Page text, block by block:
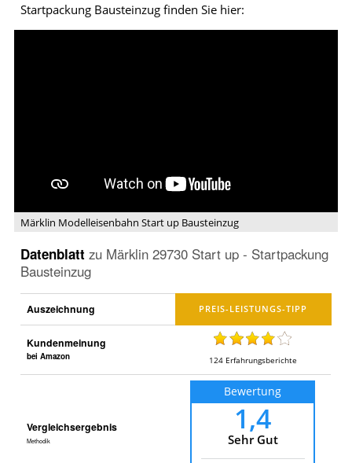
Startpackung Bausteinzug finden Sie hier:
Märklin Modelleisenbahn Start up Bausteinzug
Datenblatt zu Märklin 29730 Start up ‐ Startpackung
Bausteinzug
Auszeichnung
Kundenmeinung
bei Amazon 124 Erfahrungsberichte
Vergleichsergebnis
Methodik
Bewertung
1,4
Sehr Gut